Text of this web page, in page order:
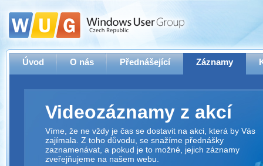
Úvod O nás Přednášející Záznamy
Videozáznamy z akcí
Víme, že ne vždy je čas se dostavit na akci, která by Vás
zajímala. Z toho důvodu, se snažíme přednášky
zaznamenávat, a pokud je to možné, jejich záznamy
zveřejňujeme na našem webu.